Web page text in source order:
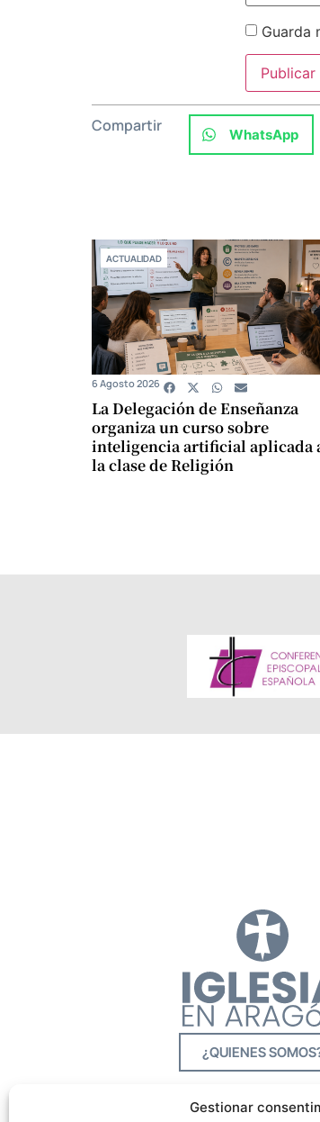
Gestionar
Guarda
Compartir WhatsApp
ACTUALIDAD
La Delegación de Enseñanza
organiza un curso sobre
inteligencia artificial aplicada
la clase de Religión
6 Agosto 2026
¿QUIENES